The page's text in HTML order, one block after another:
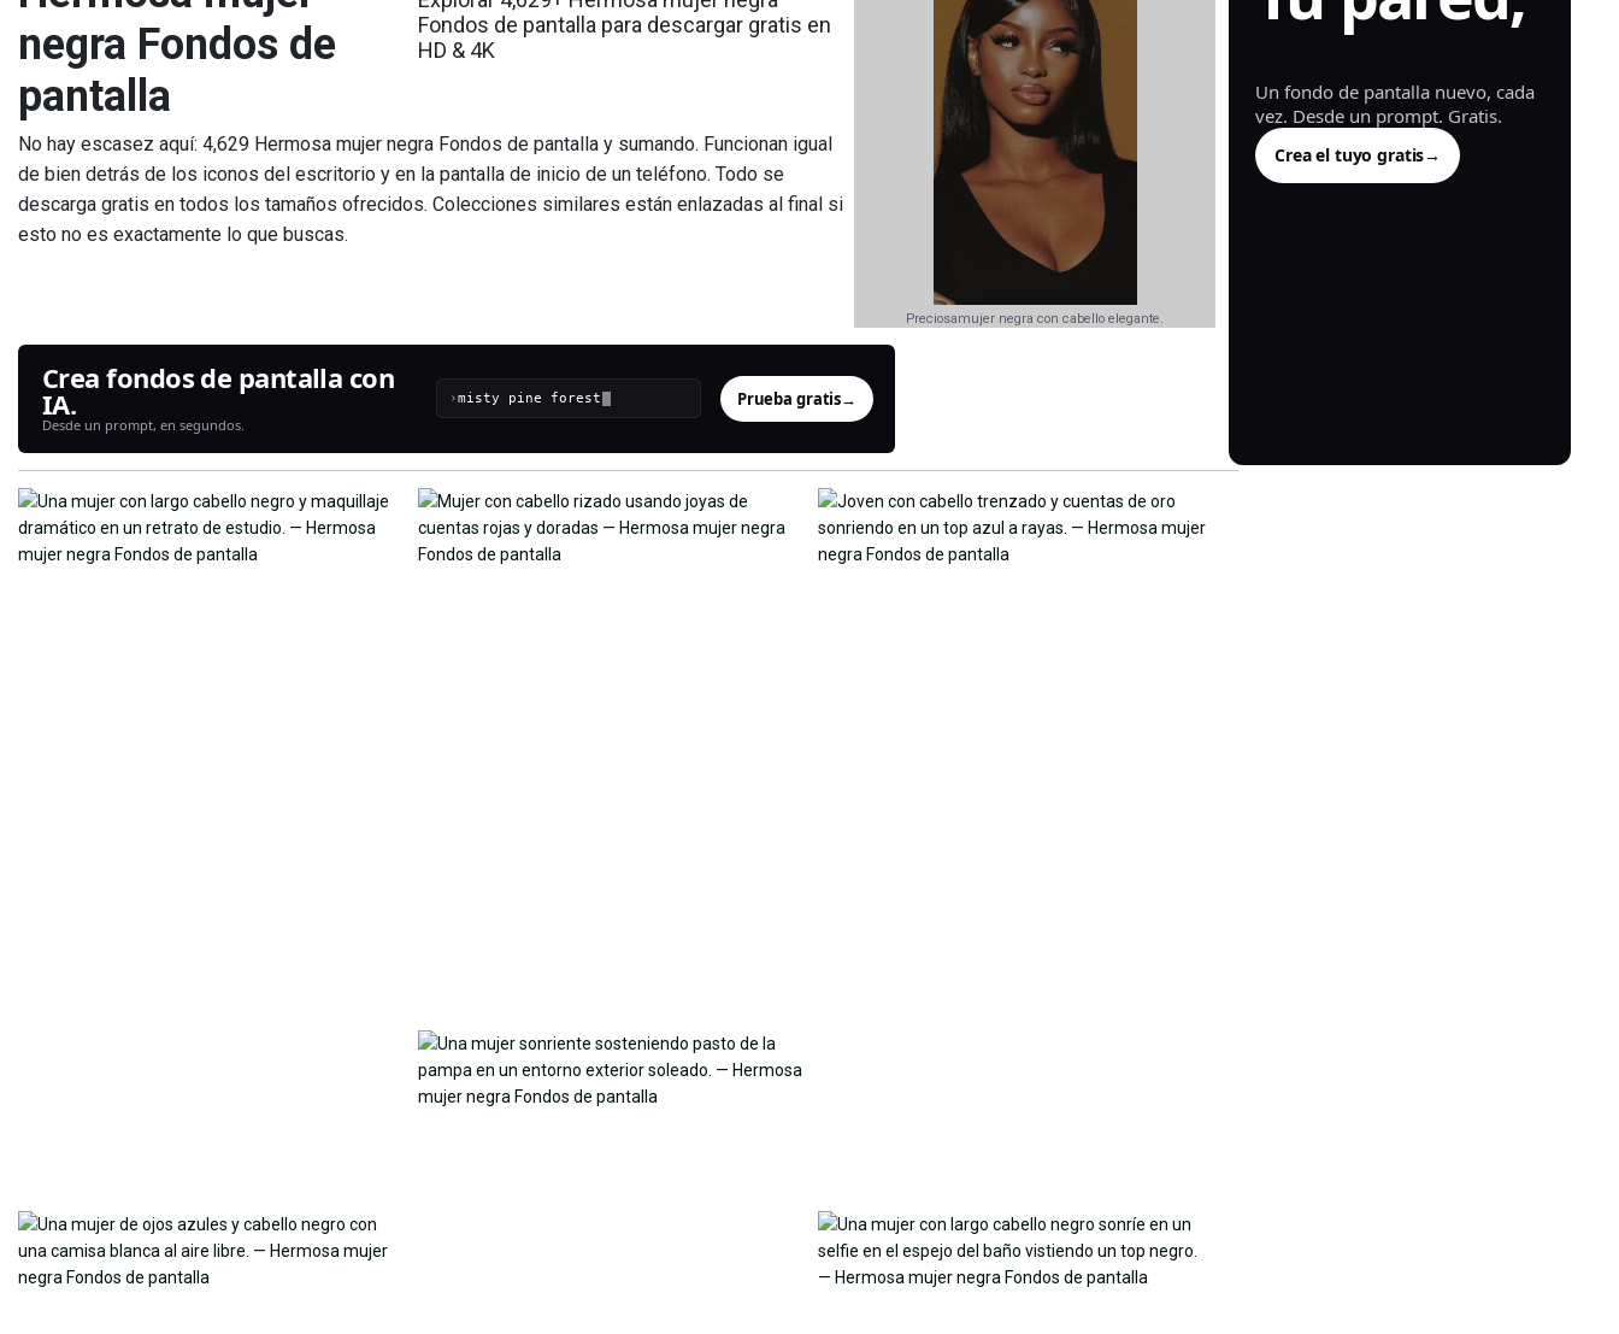
negra Fondos de
pantalla
Fondos de pantalla para descargar gratis en
HD & 4K
No hay escasez aquí: 4,629 Hermosa mujer negra Fondos de pantalla y sumando. Funcionan igual
de bien detrás de los iconos del escritorio y en la pantalla de inicio de un teléfono. Todo se
descarga gratis en todos los tamaños ofrecidos. Colecciones similares están enlazadas al final si
esto no es exactamente lo que buscas.
Preciosamujer negra con cabello elegante.
Crea fondos de pantalla con
IA.
Desde un prompt, en segundos.
› Prueba gratis→
generada.
Un fondo de pantalla nuevo, cada
vez. Desde un prompt. Gratis.
Crea el tuyo gratis→